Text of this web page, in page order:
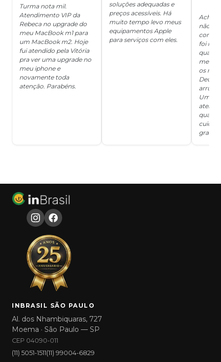
Turma nota mil.
Atendimento VIP da
Rebeca no upgrade do
meu MacBook m1 para
um MacBook m2. Hoje
fui atendido pela Vitória
pra ver uma upgrade no
meu iphone e
novamente toda
atenção. Parabéns.
soluções adequadas e
preços acessíveis. Há
muito tempo levo meus
equipamentos Apple
para serviços com eles.
Achei
não
foi
me
os
Deus,
Um
grata!!!
INBRASIL SÃO PAULO
Al. dos Nhambiquaras, 727
Moema · São Paulo — SP
CEP 04090-011
(11) 5051-1511(11) 99004-6829